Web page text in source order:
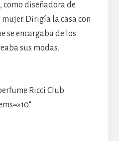
como diseñadora de
Dirigía la casa con
se encargaba de los
sus modas.
Ricci Club